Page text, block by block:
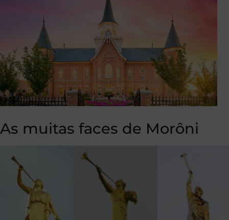
As muitas faces de Morôni